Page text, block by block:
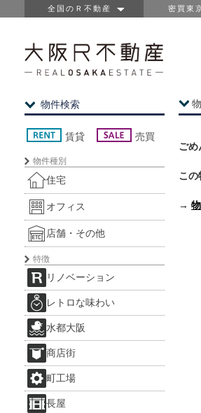
全国のＲ不動産 密買東
ごめ
この
→
物件検索
賃貸 売買
物件種別
住宅
オフィス
店舗・その他
特徴
リノベーション
レトロな味わい
水都大阪
商店街
町工場
長屋